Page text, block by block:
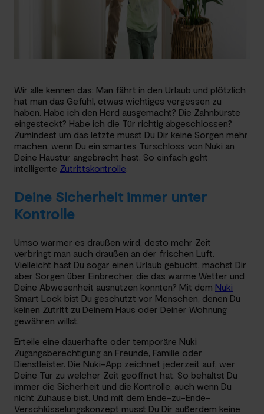
Wir alle kennen das: Man fährt in den Urlaub und plötzlich
hat man das Gefühl, etwas wichtiges vergessen zu
haben. Habe ich den Herd ausgemacht? Die Zahnbürste
eingesteckt? Habe ich die Tür richtig abgeschlossen?
Zumindest um das letzte musst Du Dir keine Sorgen mehr
machen, wenn Du ein smartes Türschloss von Nuki an
Deine Haustür angebracht hast. So einfach geht
intelligente Zutrittskontrolle.
Deine Sicherheit immer unter
Kontrolle
Umso wärmer es draußen wird, desto mehr Zeit
verbringt man auch draußen an der frischen Luft.
Vielleicht hast Du sogar einen Urlaub gebucht, machst Dir
aber Sorgen über Einbrecher, die das warme Wetter und
Deine Abwesenheit ausnutzen könnten? Mit dem Nuki
Smart Lock bist Du geschützt vor Menschen, denen Du
keinen Zutritt zu Deinem Haus oder Deiner Wohnung
gewähren willst.
Erteile eine dauerhafte oder temporäre Nuki
Zugangsberechtigung an Freunde, Familie oder
Dienstleister. Die Nuki-App zeichnet jederzeit auf, wer
Deine Tür zu welcher Zeit geöffnet hat. So behältst Du
immer die Sicherheit und die Kontrolle, auch wenn Du
nicht Zuhause bist. Und mit dem Ende-zu-Ende-
Verschlüsselungskonzept musst Du Dir außerdem keine